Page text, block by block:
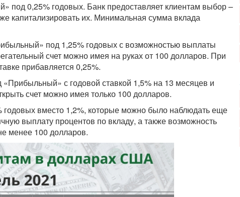
под 0,25% годовых. Банк предоставляет клиентам выбор –
капитализировать их. Минимальная сумма вклада
под 1,25% годовых с возможностью выплаты
счет можно имея на руках от 100 долларов. При
прибавляется 0,25%.
с годовой ставкой 1,5% на 13 месяцев и
счет можно имея только 100 долларов.
годовых вместо 1,2%, которые можно было наблюдать еще
выплату процентов по вкладу, а также возможность
менее 100 долларов.